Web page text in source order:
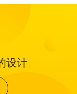
设计